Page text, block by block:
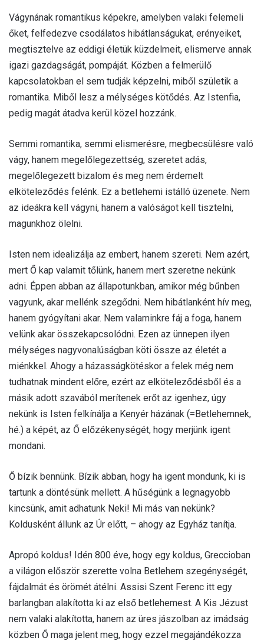
Vágynának romantikus képekre, amelyben valaki felemeli
őket, felfedezve csodálatos hibátlanságukat, erényeiket,
megtisztelve az eddigi életük küzdelmeit, elismerve annak
igazi gazdagságát, pompáját. Közben a felmerülő
kapcsolatokban el sem tudják képzelni, miből születik a
romantika. Miből lesz a mélységes kötődés. Az Istenfia,
pedig magát átadva kerül közel hozzánk.
Semmi romantika, semmi elismerésre, megbecsülésre való
vágy, hanem megelőlegezettség, szeretet adás,
megelőlegezett bizalom és meg nem érdemelt
elköteleződés felénk. Ez a betlehemi istálló üzenete. Nem
az ideákra kell vágyni, hanem a valóságot kell tisztelni,
magunkhoz ölelni.
Isten nem idealizálja az embert, hanem szereti. Nem azért,
mert Ő kap valamit tőlünk, hanem mert szeretne nekünk
adni. Éppen abban az állapotunkban, amikor még bűnben
vagyunk, akar mellénk szegődni. Nem hibátlanként hív meg,
hanem gyógyítani akar. Nem valaminkre fáj a foga, hanem
velünk akar összekapcsolódni. Ezen az ünnepen ilyen
mélységes nagyvonalúságban köti össze az életét a
miénkkel. Ahogy a házasságkötéskor a felek még nem
tudhatnak mindent előre, ezért az elköteleződésből és a
másik adott szavából merítenek erőt az igenhez, úgy
nekünk is Isten felkínálja a Kenyér házának (=Betlehemnek,
hé.) a képét, az Ő előzékenységét, hogy merjünk igent
mondani.
Ő bízik bennünk. Bízik abban, hogy ha igent mondunk, ki is
tartunk a döntésünk mellett. A hűségünk a legnagyobb
kincsünk, amit adhatunk Neki! Mi más van nekünk?
Koldusként állunk az Úr előtt, – ahogy az Egyház tanítja.
Apropó koldus! Idén 800 éve, hogy egy koldus, Greccioban
a világon először szerette volna Betlehem szegénységét,
fájdalmát és örömét átélni. Assisi Szent Ferenc itt egy
barlangban alakította ki az első betlehemest. A Kis Jézust
nem valaki alakította, hanem az üres jászolban az imádság
közben Ő maga jelent meg, hogy ezzel megajándékozza